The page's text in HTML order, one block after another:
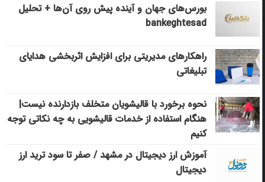
بورس‌های جهان و آینده پیش روی آن‌ها + تحلیل
bankeghtesad
راهکارهای مدیریتی برای افزایش اثربخشی هدایای
تبلیغاتی
نحوه برخورد با قالیشویان متخلف بازدارنده نیست|
هنگام استفاده از خدمات قالیشویی به چه نکاتی توجه
کنیم
آموزش ارز دیجیتال در مشهد / صفر تا سود ترید ارز
دیجیتال